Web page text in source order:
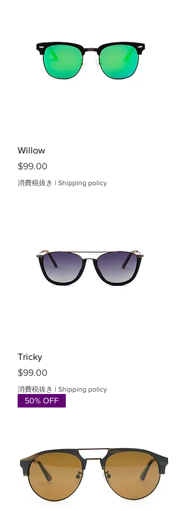
Willow
価格
$99.00
消費税抜き | Shipping policy
Tricky
価格
$99.00
消費税抜き | Shipping policy
50% OFF